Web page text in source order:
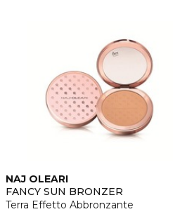
NAJ OLEARI
FANCY SUN BRONZER
Terra Effetto Abbronzante